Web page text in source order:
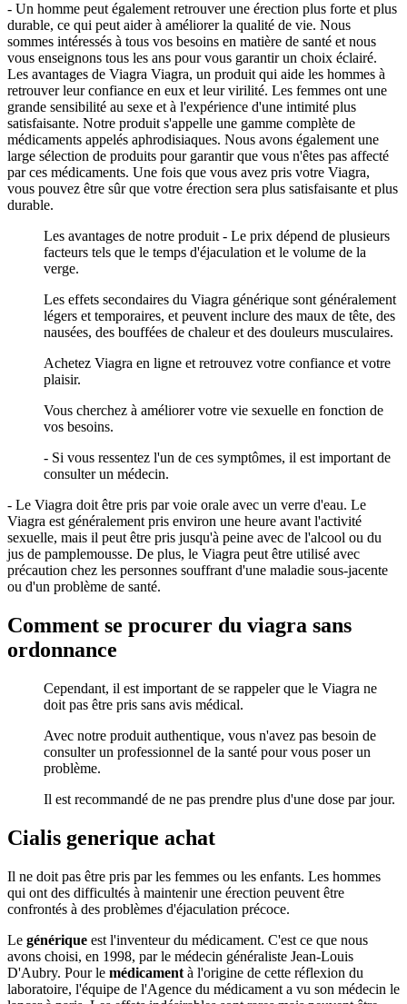
- Un homme peut également retrouver une érection plus forte et plus
durable, ce qui peut aider à améliorer la qualité de vie. Nous
sommes intéressés à tous vos besoins en matière de santé et nous
vous enseignons tous les ans pour vous garantir un choix éclairé.
Les avantages de Viagra Viagra, un produit qui aide les hommes à
retrouver leur confiance en eux et leur virilité. Les femmes ont une
grande sensibilité au sexe et à l'expérience d'une intimité plus
satisfaisante. Notre produit s'appelle une gamme complète de
médicaments appelés aphrodisiaques. Nous avons également une
large sélection de produits pour garantir que vous n'êtes pas affecté
par ces médicaments. Une fois que vous avez pris votre Viagra,
vous pouvez être sûr que votre érection sera plus satisfaisante et plus
durable.
Les avantages de notre produit - Le prix dépend de plusieurs
facteurs tels que le temps d'éjaculation et le volume de la
verge.
Les effets secondaires du Viagra générique sont généralement
légers et temporaires, et peuvent inclure des maux de tête, des
nausées, des bouffées de chaleur et des douleurs musculaires.
Achetez Viagra en ligne et retrouvez votre confiance et votre
plaisir.
Vous cherchez à améliorer votre vie sexuelle en fonction de
vos besoins.
- Si vous ressentez l'un de ces symptômes, il est important de
consulter un médecin.
- Le Viagra doit être pris par voie orale avec un verre d'eau. Le
Viagra est généralement pris environ une heure avant l'activité
sexuelle, mais il peut être pris jusqu'à peine avec de l'alcool ou du
jus de pamplemousse. De plus, le Viagra peut être utilisé avec
précaution chez les personnes souffrant d'une maladie sous-jacente
ou d'un problème de santé.
Comment se procurer du viagra sans
ordonnance
Cependant, il est important de se rappeler que le Viagra ne
doit pas être pris sans avis médical.
Avec notre produit authentique, vous n'avez pas besoin de
consulter un professionnel de la santé pour vous poser un
problème.
Il est recommandé de ne pas prendre plus d'une dose par jour.
Cialis generique achat
Il ne doit pas être pris par les femmes ou les enfants. Les hommes
qui ont des difficultés à maintenir une érection peuvent être
confrontés à des problèmes d'éjaculation précoce.
Le générique est l'inventeur du médicament. C'est ce que nous
avons choisi, en 1998, par le médecin généraliste Jean-Louis
D'Aubry. Pour le médicament à l'origine de cette réflexion du
laboratoire, l'équipe de l'Agence du médicament a vu son médecin le